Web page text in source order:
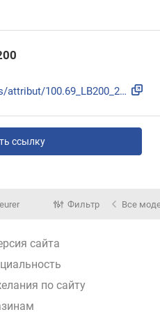
https://pim.beurer.com/images/attribut/100.69_LB200_2023-02...
ссылку
Фильтр Все
сайта
по сайту